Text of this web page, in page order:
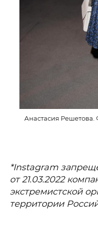
Анастасия Решетова.
*Instagram
от 21.03.2022
экстремистской
территории